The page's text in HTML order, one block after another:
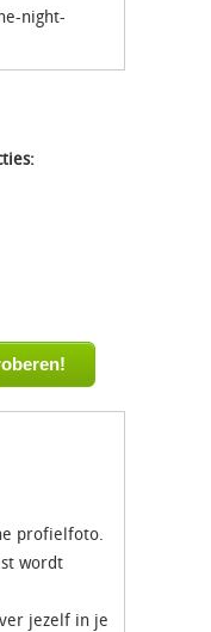
night-
profielfoto.
wordt
jezelf in je